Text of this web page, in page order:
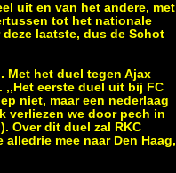
uit en van het andere, met
tot het nationale
laatste, dus de Schot
Met het duel tegen Ajax
eerste duel uit bij FC
niet, maar een nederlaag
verliezen we door pech in
Over dit duel zal RKC
mee naar Den Haag,